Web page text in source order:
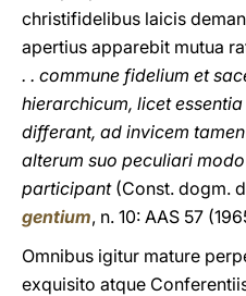
christifidelibus laicis
apertius apparebit mutua
. . commune fidelium et
hierarchicum, licet
differant, ad invicem
alterum suο peculiari
participant (Const. dοgm.
gentium, n. 10: AAS 57
Omnibus igitur mature
exquisito atque